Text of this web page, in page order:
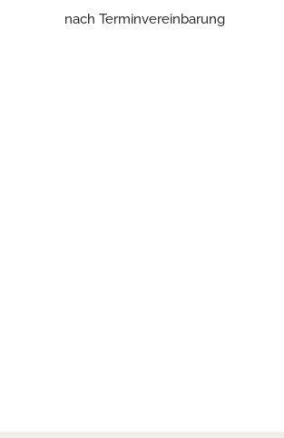
nach Terminvereinbarung